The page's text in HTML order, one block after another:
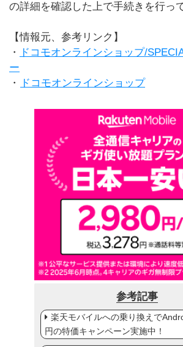
の詳細を確認した上で手続きを行っ
【情報元、参考リンク】
・
ドコモオンラインショップ/
ー
・
ドコモオンラインショップ
参考記事
楽天モバイルへの乗り換えで
円の特価キャンペーン実施中！